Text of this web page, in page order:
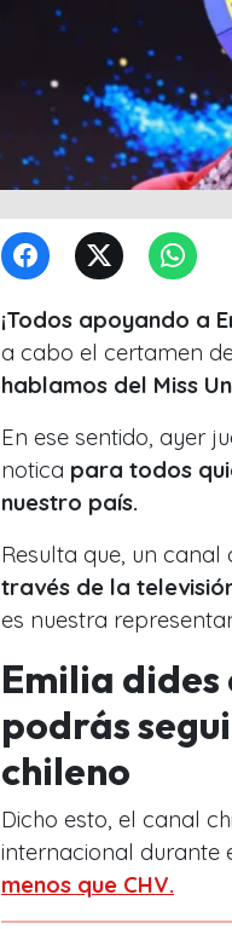
¡Todos apoyando a
a cabo el certamen
hablamos del Miss
En ese sentido, ayer
notica para todos
nuestro país.
Resulta que, un canal
través de la
es nuestra
Emilia dides
podrás
chileno
Dicho esto, el canal
internacional durante
menos que CHV.